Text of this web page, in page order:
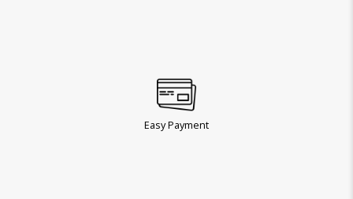
Easy Payment